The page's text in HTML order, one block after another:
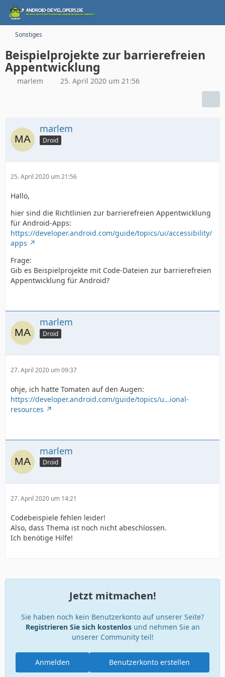
Sonstiges
Beispielprojekte zur barrierefreien
Appentwicklung
marlem 25. April 2020 um 21:56
marlem
Droid
25. April 2020 um 21:56
Hallo,
hier sind die Richtlinien zur barrierefreien Appentwicklung
für Android-Apps:
https://developer.android.com/guide/topics/ui/accessibility/
apps
Frage:
Gib es Beispielprojekte mit Code-Dateien zur barrierefreien
Appentwicklung für Android?
marlem
Droid
27. April 2020 um 09:37
ohje, ich hatte Tomaten auf den Augen:
https://developer.android.com/guide/topics/u…ional-
resources
marlem
Droid
27. April 2020 um 14:21
Codebeispiele fehlen leider!
Also, dass Thema ist noch nicht abeschlossen.
Ich benötige Hilfe!
Jetzt mitmachen!
Sie haben noch kein Benutzerkonto auf unserer Seite?
Registrieren Sie sich kostenlosund nehmen Sie an
unserer Community teil!
Benutzerkonto erstellen
Anmelden